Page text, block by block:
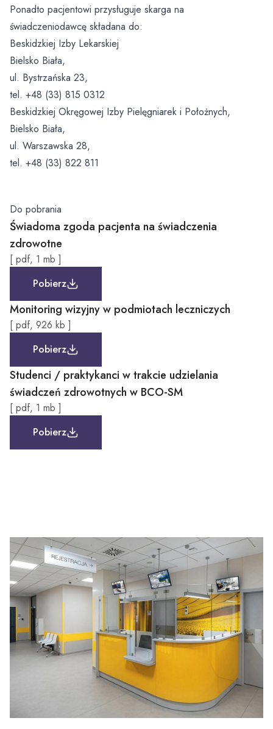
Ponadto pacjentowi przysługuje skarga na
świadczeniodawcę składana do:
Beskidzkiej Izby Lekarskiej
Bielsko Biała,
ul. Bystrzańska 23,
tel. +48 (33) 815 0312
Beskidzkiej Okręgowej Izby Pielęgniarek i Położnych,
Bielsko Biała,
ul. Warszawska 28,
tel. +48 (33) 822 811
Do pobrania
Świadoma zgoda pacjenta na świadczenia
zdrowotne
[ Plik
pdf, 1 mb ]
Pobierz
Monitoring wizyjny w podmiotach leczniczych
[ Plik
pdf, 926 kb ]
Pobierz
Studenci / praktykanci w trakcie udzielania
świadczeń zdrowotnych w BCO-SM
[ Plik
pdf, 1 mb ]
Pobierz